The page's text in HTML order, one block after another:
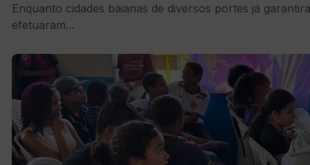
Enquanto cidades baianas de diversos portes já
efetuaram...